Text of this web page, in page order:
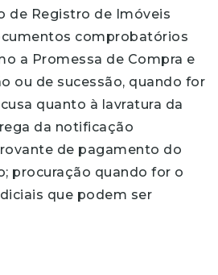
de Registro de Imóveis
comprobatórios
a Promessa de Compra e
ou de sucessão, quando for
quanto à lavratura da
da notificação
de pagamento do
procuração quando for o
que podem ser